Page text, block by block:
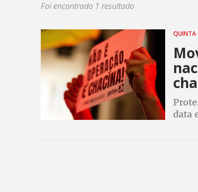
Foi encontrado 1 resultado
QUINTA
data